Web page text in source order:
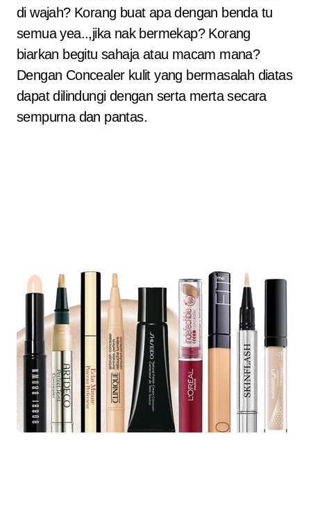
di wajah? Korang buat apa dengan benda tu
semua yea..,jika nak bermekap? Korang
biarkan begitu sahaja atau macam mana?
Dengan Concealer kulit yang bermasalah diatas
dapat dilindungi dengan serta merta secara
sempurna dan pantas.